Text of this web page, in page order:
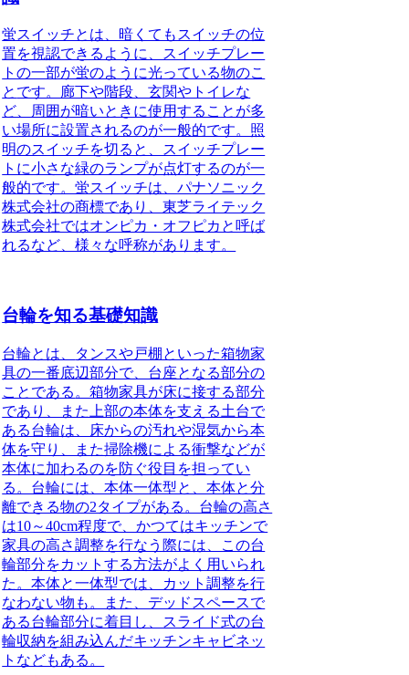
蛍スイッチとは、暗くてもスイッチの位
置を視認できるように、スイッチプレー
トの一部が蛍のように光っている物のこ
と です。廊下や階段、玄関やトイレな
ど、周囲が暗いときに使用することが多
い場所に設置されるのが一般的です。照
明のスイッチを切ると、スイッチプレー
トに小さな緑のランプが点灯するのが一
般的です。蛍スイッチは、パナソニック
株式会社の商標であり、東芝ライテック
株式会社ではオンピカ・オフピカと呼ば
れるなど、様々な呼称があります。
台輪を知る基礎知識
台輪とは、
タンスや戸棚といった箱物家
具の一番底辺部分で、台座となる部分の
ことである 。箱物家具が床に接する部分
であり、また上部の本体を支える土台で
ある台輪は、床からの汚れや湿気から本
体を守り、また掃除機による衝撃などが
本体に加わるのを防ぐ役目を担ってい
る。台輪には、本体一体型と、本体と分
離できる物の2タイプがある。台輪の高さ
は10～40cm程度で、かつてはキッチンで
家具の高さ調整を行なう際には、この台
輪部分をカットする方法がよく用いられ
た。本体と一体型では、カット調整を行
なわない物も。また、デッドスペースで
ある台輪部分に着目し、スライド式の台
輪収納を組み込んだキッチンキャビネッ
トなどもある。